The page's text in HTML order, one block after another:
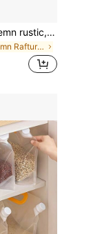
Suport pentru chei din lemn rustic, montat pe perete, cu manager de corespondență și tavă, ușor de instalat, potrivit pentru camera de zi, bucătărie, chei și accesorii pentru agățat pe hol
în Lemn Rafturi de perete